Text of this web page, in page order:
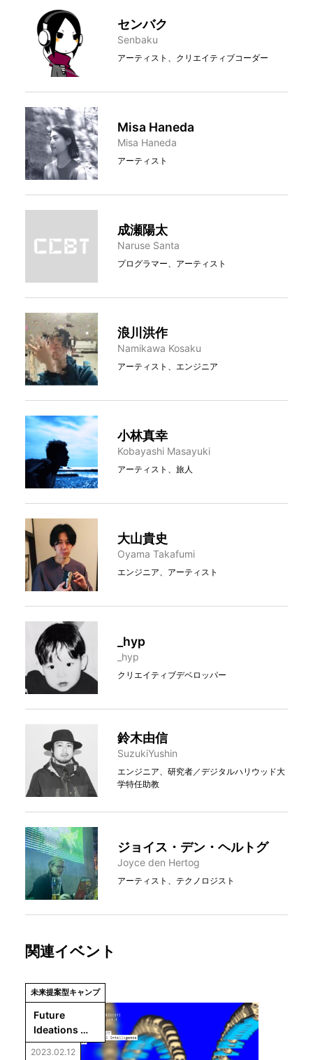
センバク
Senbaku
アーティスト、クリエイティブコーダー
Misa Haneda
Misa Haneda
アーティスト
成瀬陽太
Naruse Santa
プログラマー、アーティスト
浪川洪作
Namikawa Kosaku
アーティスト、エンジニア
小林真幸
Kobayashi Masayuki
アーティスト、旅人
大山貴史
Oyama Takafumi
エンジニア、アーティスト
_hyp
_hyp
クリエイティブデベロッパー
鈴木由信
SuzukiYushin
エンジニア、研究者／デジタルハリウッド大
学特任助教
ジョイス・デン・ヘルトグ
Joyce den Hertog
アーティスト、テクノロジスト
関連イベント
未来提案型キャンプ
Future
Ideations
Camp vol.1 基
2023.02.12